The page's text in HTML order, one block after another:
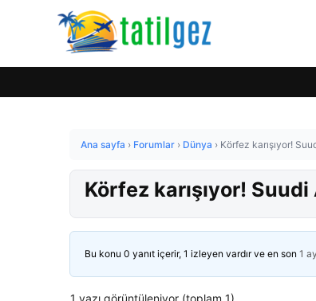
Ana sayfa › Forumlar › Dünya › Körfez karışıyor!
Körfez karışıyor!
Bu konu 0 yanıt içerir, 1 izleyen vardır ve en son 1
1 yazı görüntüleniyor (toplam 1)